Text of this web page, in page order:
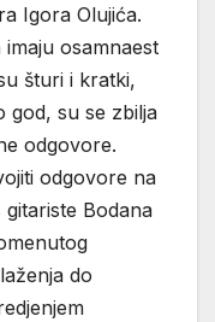
Igora Olujića.
osamnaest
šturi i kratki,
god, su se zbilja
odgovore.
odgovore na
Bodana
do